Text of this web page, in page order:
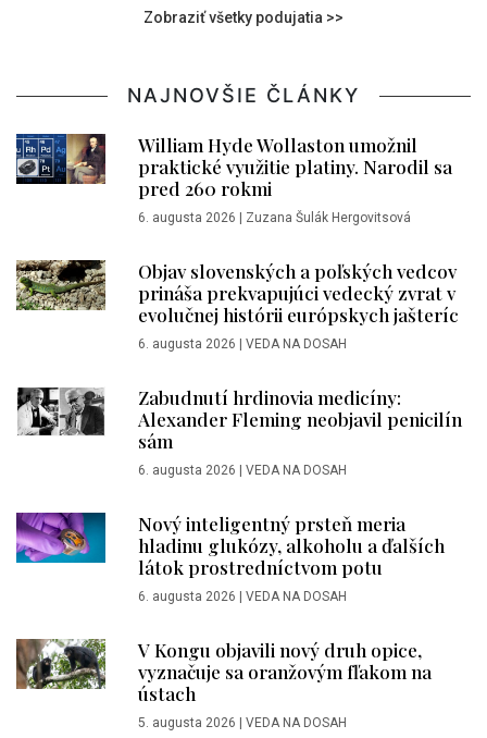
Zobraziť všetky podujatia >>
NAJNOVŠIE ČLÁNKY
William Hyde Wollaston umožnil
praktické využitie platiny. Narodil sa
pred 260 rokmi
6. augusta 2026 | Zuzana Šulák Hergovitsová
Objav slovenských a poľských vedcov
prináša prekvapujúci vedecký zvrat v
evolučnej histórii európskych jašteríc
6. augusta 2026 | VEDA NA DOSAH
Zabudnutí hrdinovia medicíny:
Alexander Fleming neobjavil penicilín
sám
6. augusta 2026 | VEDA NA DOSAH
Nový inteligentný prsteň meria
hladinu glukózy, alkoholu a ďalších
látok prostredníctvom potu
6. augusta 2026 | VEDA NA DOSAH
V Kongu objavili nový druh opice,
vyznačuje sa oranžovým fľakom na
ústach
5. augusta 2026 | VEDA NA DOSAH